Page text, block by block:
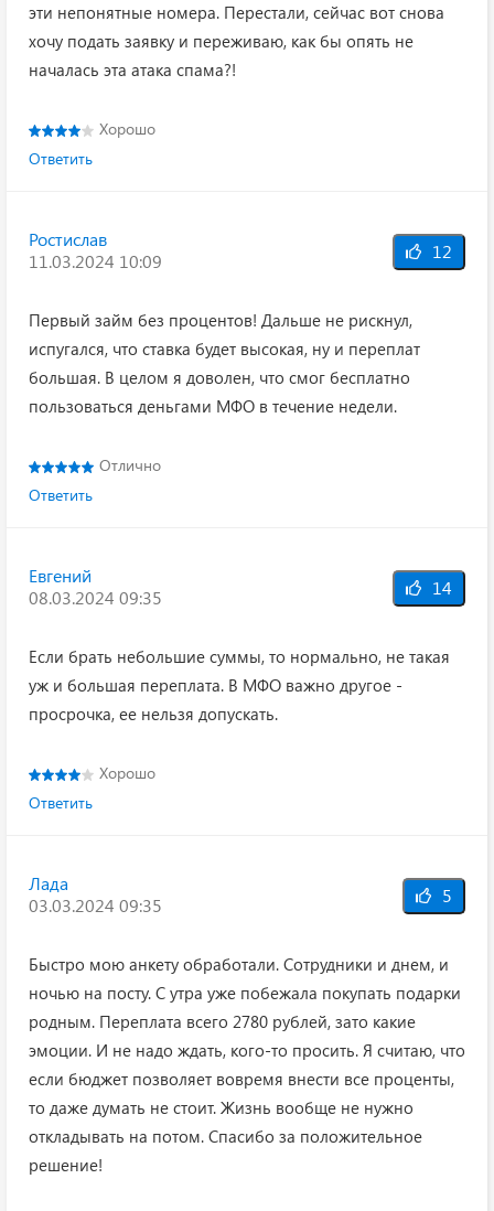
эти непонятные номера. Перестали, сейчас вот снова
хочу подать заявку и переживаю, как бы опять не
началась эта атака спама?!
Хорошо
Ответить
Ростислав
11.03.2024 10:09
12
Первый займ без процентов! Дальше не рискнул,
испугался, что ставка будет высокая, ну и переплат
большая. В целом я доволен, что смог бесплатно
пользоваться деньгами МФО в течение недели.
Отлично
Ответить
Евгений
08.03.2024 09:35
14
Если брать небольшие суммы, то нормально, не такая
уж и большая переплата. В МФО важно другое -
просрочка, ее нельзя допускать.
Хорошо
Ответить
Лада
03.03.2024 09:35
5
Быстро мою анкету обработали. Сотрудники и днем, и
ночью на посту. С утра уже побежала покупать подарки
родным. Переплата всего 2780 рублей, зато какие
эмоции. И не надо ждать, кого-то просить. Я считаю, что
если бюджет позволяет вовремя внести все проценты,
то даже думать не стоит. Жизнь вообще не нужно
откладывать на потом. Спасибо за положительное
решение!